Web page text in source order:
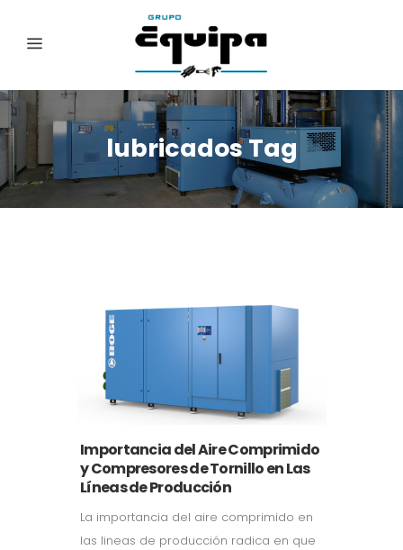
lubricados Tag
Importancia del Aire Comprimido
y Compresores de Tornillo en Las
Líneas de Producción
La importancia del aire comprimido en
las lineas de producción radica en que